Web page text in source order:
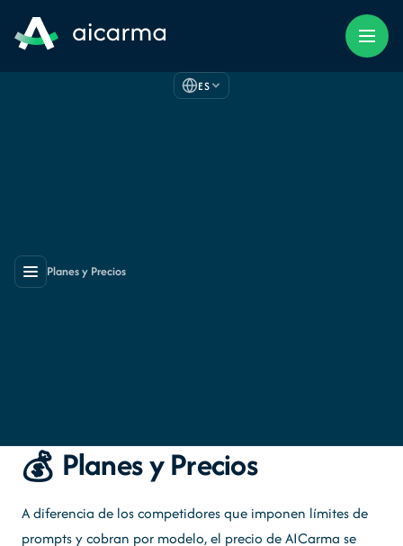
ES
Planes y Precios
💰 Planes y Precios
A diferencia de los competidores que imponen límites de
prompts y cobran por modelo, el precio de AICarma se